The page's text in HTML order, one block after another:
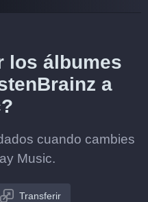
los álbumes
a
cuando cambies
Music.
Transferir